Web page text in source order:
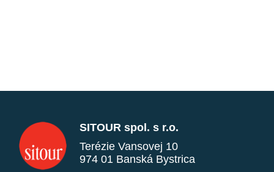
SITOUR spol. s r.o.
Terézie Vansovej 10
974 01 Banská Bystrica